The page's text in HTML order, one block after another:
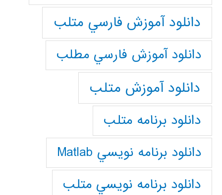
دانلود آموزش فارسي متلب
دانلود آموزش فارسي مطلب
دانلود آموزش متلب
دانلود برنامه متلب
دانلود برنامه نويسي Matlab
دانلود برنامه نويسي متلب